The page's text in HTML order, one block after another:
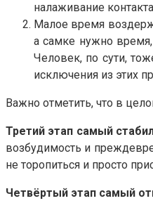
налаживание
Малое время
а самке нужно
Человек, по сути,
исключения из этих
Важно отметить, что в
Третий этап самый
возбудимость и
не торопиться и просто
Четвёртый этап самый